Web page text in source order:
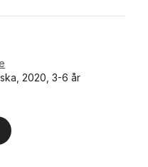
2020, 3-6 år
Totalt antal röster: